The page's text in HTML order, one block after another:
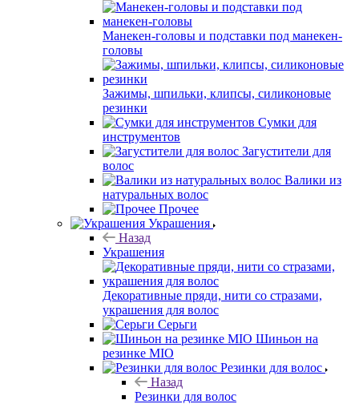
Манекен-головы и подставки под манекен-
головы
Зажимы, шпильки, клипсы, силиконовые
резинки
Сумки для
инструментов
Загустители для
волос
Валики из
натуральных волос
Прочее
Украшения
Назад
Украшения
Декоративные пряди, нити со стразами,
украшения для волос
Серьги
Шиньон на
резинке MIO
Резинки для волос
Назад
Резинки для волос